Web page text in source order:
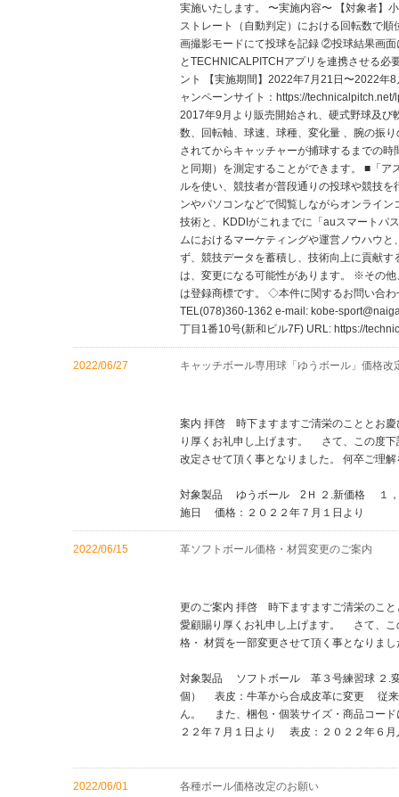
実施いたします。 〜実施内容〜 【対象者】
ストレート（自動判定）における回転数で
画撮影モードにて投球を記録 ②投球結果画
とTECHNICALPITCHアプリを連携させる必
ント 【実施期間】2022年7月21日〜2022年
ャンペーンサイト：https://
2017年9月より販売開始され、硬式野球及び
数、回転軸、球速、球種、変化量 、腕の振
されてからキャッチャーが捕球するまでの
と同期）を測定することができます。 ■「
ルを使い、競技者が普段通りの投球や競技
ンやパソコンなどで閲覧しながらオンライ
技術と、KDDIがこれまでに「auスマートパ
ムにおけるマーケティングや運営ノウハウ
ず、競技データを蓄積し、技術向上に貢献
は、変更になる可能性があります。 ※その
は登録商標です。 ◇本件に関するお問い合
TEL(078)360-1362 e-mail: kobe-
丁目1番10号(新和ビル7F) URL: https://
2022/06/27
キャッチボール専用球「ゆうボール」価格改
案内 拝啓 時下ますますご清栄のこととお慶
り厚くお礼申し上げます。 さて、この度下
改定させて頂く事となりました。 何卒ご理
対象製品 ゆうボール 2Ｈ ２.新価格 １，
施日 価格：２０２２
2022/06/15
革ソフトボール価格・材質変更のご案内
更のご案内 拝啓 時下ますますご清栄のこと
愛顧賜り厚くお礼申し上げます。 さて、こ
格・ 材質を一部変更させて頂く事となりま
対象製品 ソフトボール 革３号練習球 ２.
個） 表皮：牛革から合成皮革に変更 従来
ん。 また、梱包・個装サイズ・商品コー
２２年７月１日より 表皮：２０２２年６月
2022/06/01
各種ボール価格改定のお願い